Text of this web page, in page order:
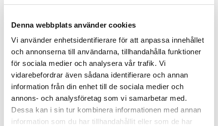
Denna webbplats använder cookies
Vi använder enhetsidentifierare för att anpassa innehållet
och annonserna till användarna, tillhandahålla funktioner
för sociala medier och analysera vår trafik. Vi
vidarebefordrar även sådana identifierare och annan
information från din enhet till de sociala medier och
annons- och analysföretag som vi samarbetar med.
Dessa kan i sin tur kombinera informationen med annan
information som du har tillhandahållit eller som de har
Produktdetaljer
Recensioner